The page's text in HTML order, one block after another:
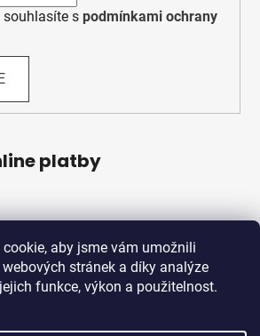
aby jsme vám umožnili
stránek a díky analýze
funkce, výkon a použitelnost.
s podmínkami ochrany
platby